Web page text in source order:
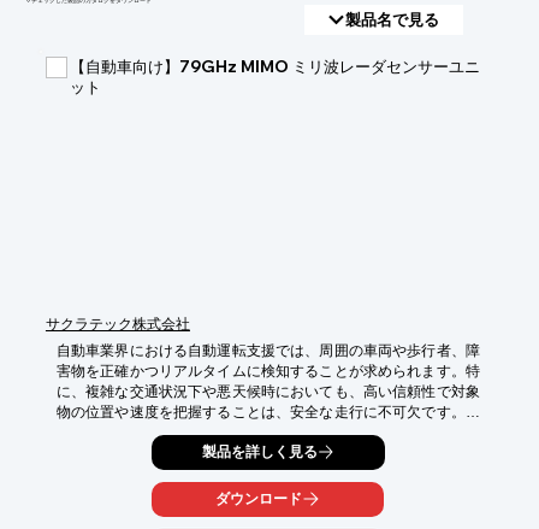
製品名で見る
【自動車向け】79GHz MIMO ミリ波レーダセンサーユニ
ット
サクラテック株式会社
自動車業界における自動運転支援では、周囲の車両や歩行者、障
害物を正確かつリアルタイムに検知することが求められます。特
に、複雑な交通状況下や悪天候時においても、高い信頼性で対象
物の位置や速度を把握することは、安全な走行に不可欠です。当
社の79GHz MIMOミリ波レーダセンサーユニットは、これらの要
求に応え、自動運転システムの高度化を支援します。
- 自動運転車両における周辺環境の監視
製品を詳しく見る
ダウンロード